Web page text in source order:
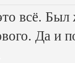
всё.
Да и